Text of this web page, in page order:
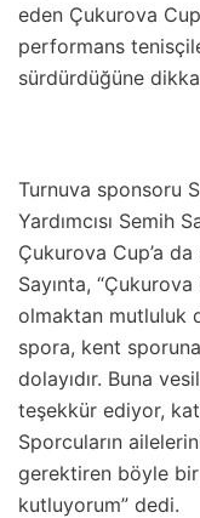
eden Çukurova
performans
sürdürdüğüne
Turnuva sponsoru
Yardımcısı Semih
Çukurova Cup’a da
Sayınta,
olmaktan mutluluk
spora, kent
dolayıdır. Buna
teşekkür ediyor,
Sporcuların
gerektiren böyle
kutluyorum” dedi.